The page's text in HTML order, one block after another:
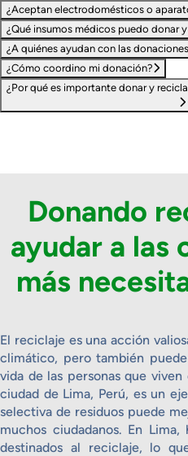
¿Aceptan electrodomésticos o
¿Qué insumos médicos puedo donar
¿A quiénes ayudan con las
¿Cómo coordino mi donación?
¿Por qué es importante donar y
Donando
ayudar a las
más
El reciclaje es una acción
climático, pero también
vida de las personas que
ciudad de Lima, Perú, es un
selectiva de residuos puede
muchos ciudadanos. En
destinados al reciclaje, lo